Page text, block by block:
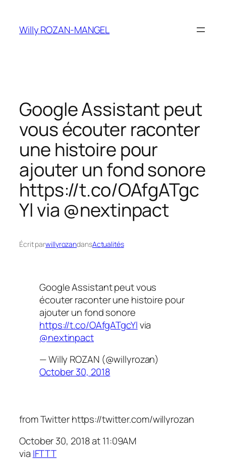
contenu
Willy ROZAN-MANGEL
Google Assistant peut
vous écouter raconter
une histoire pour
ajouter un fond sonore
https://t.co/OAfgATgc
Yl via @nextinpact
Écrit parwillyrozandansActualités
Google Assistant peut vous
écouter raconter une histoire pour
ajouter un fond sonore
https://t.co/OAfgATgcYlvia
@nextinpact
— Willy ROZAN (@willyrozan)
October 30, 2018
from Twitter https://twitter.com/willyrozan
October 30, 2018 at 11:09AM
via IFTTT